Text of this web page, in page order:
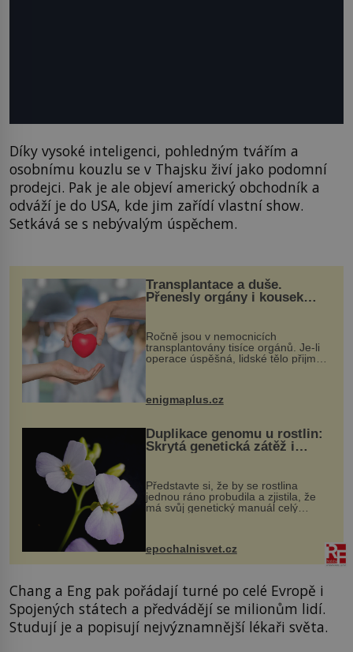
Díky vysoké inteligenci, pohledným tvářím a
osobnímu kouzlu se v Thajsku živí jako podomní
prodejci. Pak je ale objeví americký obchodník a
odváží je do USA, kde jim zařídí vlastní show.
Setkává se s nebývalým úspěchem.
Transplantace a duše.
Přenesly orgány i kousek
Ročně jsou v nemocnicích
transplantovány tisíce orgánů. Je-li
operace úspěšná, lidské tělo přijme
enigmaplus.cz
Duplikace genomu u rostlin:
Skrytá genetická zátěž i
Představte si, že by se rostlina
jednou ráno probudila a zjistila, že
má svůj genetický manuál celý
vstupenka...
epochalnisvet.cz
Chang a Eng pak pořádají turné po celé Evropě i
Spojených státech a předvádějí se milionům lidí.
Studují je a popisují nejvýznamnější lékaři světa.